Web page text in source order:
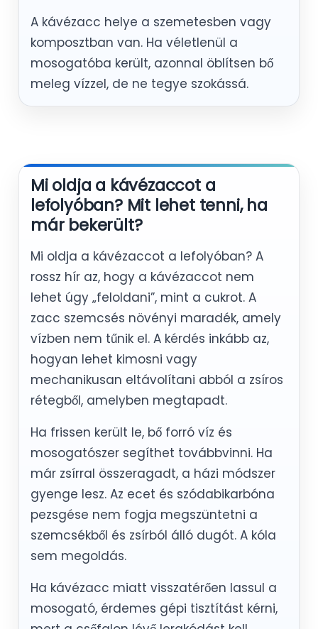
A kávézacc helye a szemetesben vagy
komposztban van. Ha véletlenül a
mosogatóba került, azonnal öblítsen bő
meleg vízzel, de ne tegye szokássá.
Mi oldja a kávézaccot a
lefolyóban? Mit lehet tenni, ha
már bekerült?
Mi oldja a kávézaccot a lefolyóban? A
rossz hír az, hogy a kávézaccot nem
lehet úgy „feloldani”, mint a cukrot. A
zacc szemcsés növényi maradék, amely
vízben nem tűnik el. A kérdés inkább az,
hogyan lehet kimosni vagy
mechanikusan eltávolítani abból a zsíros
rétegből, amelyben megtapadt.
Ha frissen került le, bő forró víz és
mosogatószer segíthet továbbvinni. Ha
már zsírral összeragadt, a házi módszer
gyenge lesz. Az ecet és szódabikarbóna
pezsgése nem fogja megszüntetni a
szemcsékből és zsírból álló dugót. A kóla
sem megoldás.
Ha kávézacc miatt visszatérően lassul a
mosogató, érdemes gépi tisztítást kérni,